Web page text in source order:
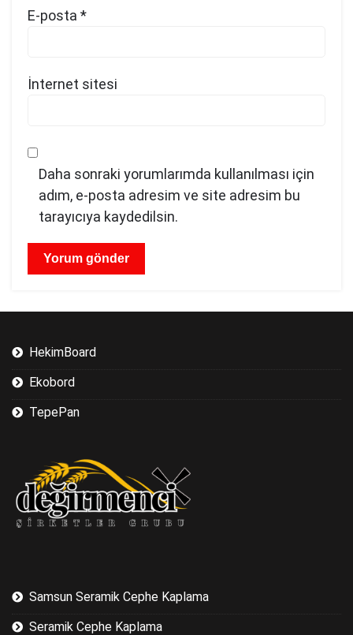
E-posta *
İnternet sitesi
Daha sonraki yorumlarımda kullanılması için
adım, e-posta adresim ve site adresim bu
tarayıcıya kaydedilsin.
HekimBoard
Ekobord
TepePan
Samsun Seramik Cephe Kaplama
Seramik Cephe Kaplama